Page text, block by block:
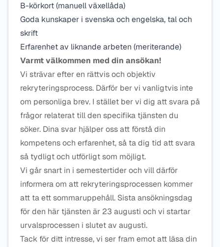
B-körkort (manuell växellåda)
Goda kunskaper i svenska och engelska, tal och
skrift
Erfarenhet av liknande arbeten (meriterande)
Varmt välkommen med din ansökan!​
Vi strävar efter en rättvis och objektiv
rekryteringsprocess. Därför ber vi vanligtvis inte
om personliga brev. I stället ber vi dig att svara på
frågor relaterat till den specifika tjänsten du
söker. Dina svar hjälper oss att förstå din
kompetens och erfarenhet, så ta dig tid att svara
så tydligt och utförligt som möjligt.
Vi går snart in i semestertider och vill därför
informera om att rekryteringsprocessen kommer
att ta ett sommaruppehåll. Sista ansökningsdag
för den här tjänsten är 23 augusti och vi startar
urvalsprocessen i slutet av augusti.
Tack för ditt intresse, vi ser fram emot att läsa din